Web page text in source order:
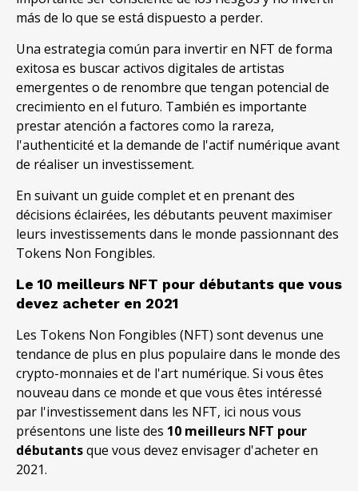
más de lo que se está dispuesto a perder.
Una estrategia común para invertir en NFT de forma
exitosa es buscar activos digitales de artistas
emergentes o de renombre que tengan potencial de
crecimiento en el futuro. También es importante
prestar atención a factores como la rareza,
l'authenticité et la demande de l'actif numérique avant
de réaliser un investissement.
En suivant un guide complet et en prenant des
décisions éclairées, les débutants peuvent maximiser
leurs investissements dans le monde passionnant des
Tokens Non Fongibles.
Le 10 meilleurs NFT pour débutants que vous
devez acheter en 2021
Les Tokens Non Fongibles (NFT) sont devenus une
tendance de plus en plus populaire dans le monde des
crypto-monnaies et de l'art numérique. Si vous êtes
nouveau dans ce monde et que vous êtes intéressé
par l'investissement dans les NFT, ici nous vous
présentons une liste des 10 meilleurs NFT pour
débutantsque vous devez envisager d'acheter en
2021.